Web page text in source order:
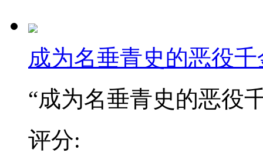
成为名垂青史的恶役
“成为名垂青史的恶役
评分: